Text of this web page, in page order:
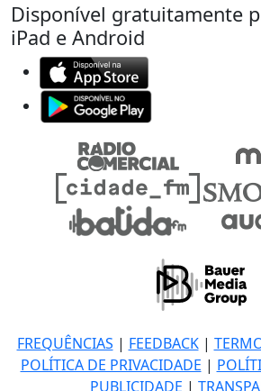
Disponível gratuitamente
iPad e Android
FREQUÊNCIAS | FEEDBACK|
POLÍTICA DE PRIVACIDADE |
PUBLICIDADE |